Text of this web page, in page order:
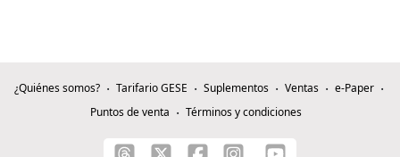
¿Quiénes somos? Tarifario GESE Suplementos Ventas
e-Paper
Puntos de venta
Términos y condiciones